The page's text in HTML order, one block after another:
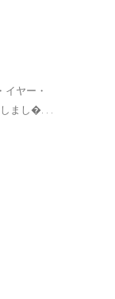
ヤー・
まし�. . .